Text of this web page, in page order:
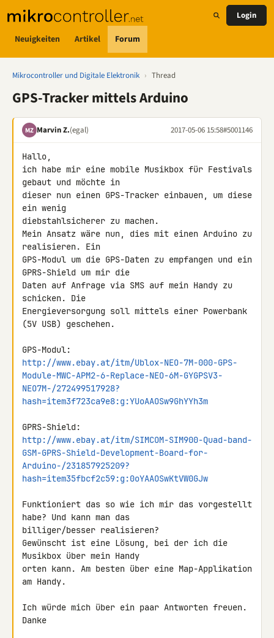
Neuigkeiten Artikel Forum
Login
Mikrocontroller und Digitale Elektronik › Thread
GPS-Tracker mittels Arduino
MZ Marvin Z.(egal) 2017-05-06 15:58#5001146
Hallo,
ich habe mir eine mobile Musikbox für Festivals
gebaut und möchte in
dieser nun einen GPS-Tracker einbauen, um diese
ein wenig
diebstahlsicherer zu machen.
Mein Ansatz wäre nun, dies mit einen Arduino zu
realisieren. Ein
GPS-Modul um die GPS-Daten zu empfangen und ein
GPRS-Shield um mir die
Daten auf Anfrage via SMS auf mein Handy zu
schicken. Die
Energieversorgung soll mittels einer Powerbank
(5V USB) geschehen.
http://www.ebay.at/itm/Ublox-NEO-7M-000-GPS-
Module-MWC-APM2-6-Replace-NEO-6M-GYGPSV3-
NEO7M-/272499517928?
hash=item3f723ca9e8:g:YUoAAOSw9GhYYh3m
http://www.ebay.at/itm/SIMCOM-SIM900-Quad-band-
GSM-GPRS-Shield-Development-Board-for-
Arduino-/231857925209?
hash=item35fbcf2c59:g:0oYAAOSwKtVW0GJw
Funktioniert das so wie ich mir das vorgestellt
habe? Und kann man das
billiger/besser realisieren?
Gewünscht ist eine Lösung, bei der ich die
Musikbox über mein Handy
orten kann. Am besten über eine Map-Applikation
am Handy.
Ich würde mich über ein paar Antworten freuen.
Danke